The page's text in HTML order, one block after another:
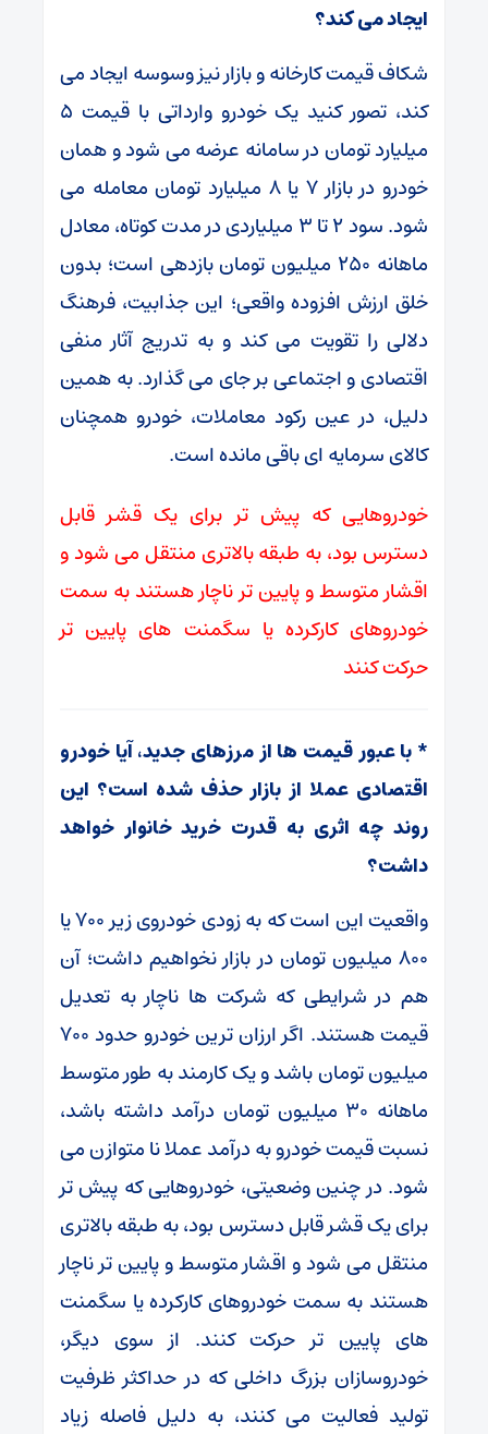
ایجاد می کند؟
شکاف قیمت کارخانه و بازار نیز وسوسه ایجاد می
‌کند، تصور کنید یک خودرو وارداتی با قیمت ۵
میلیارد تومان در سامانه عرضه می ‌شود و همان
خودرو در بازار ۷ یا ۸ میلیارد تومان معامله می
‌شود. سود ۲ تا ۳ میلیاردی در مدت کوتاه، معادل
ماهانه ۲۵۰ میلیون تومان بازدهی است؛ بدون
خلق ارزش افزوده واقعی؛ این جذابیت، فرهنگ
دلالی را تقویت می ‌کند و به ‌تدریج آثار منفی
اقتصادی و اجتماعی بر جای می‌ گذارد. به همین
دلیل، در عین رکود معاملات، خودرو همچنان
کالای سرمایه ‌ای باقی مانده است.
خودروهایی که پیش ‌تر برای یک قشر قابل
دسترس بود، به طبقه بالاتری منتقل می ‌شود و
اقشار متوسط و پایین ‌تر ناچار هستند به سمت
خودروهای کارکرده یا سگمنت‌ های پایین ‌تر
حرکت کنند
* با عبور قیمت ‌ها از مرزهای جدید، آیا خودرو
اقتصادی عملا از بازار حذف شده است؟ این
روند چه اثری به قدرت خرید خانوار خواهد
داشت؟
واقعیت این است که به ‌زودی خودروی زیر ۷۰۰ یا
۸۰۰ میلیون تومان در بازار نخواهیم داشت؛ آن
هم در شرایطی که شرکت ‌ها ناچار به تعدیل
قیمت هستند. اگر ارزان‌ ترین خودرو حدود ۷۰۰
میلیون تومان باشد و یک کارمند به ‌طور متوسط
ماهانه ۳۰ میلیون تومان درآمد داشته باشد،
نسبت قیمت خودرو به درآمد عملا نا متوازن می
‌شود. در چنین وضعیتی، خودروهایی که پیش ‌تر
برای یک قشر قابل دسترس بود، به طبقه بالاتری
منتقل می ‌شود و اقشار متوسط و پایین ‌تر ناچار
هستند به سمت خودروهای کارکرده یا سگمنت‌
های پایین ‌تر حرکت کنند. از سوی دیگر،
خودروسازان بزرگ داخلی که در حداکثر ظرفیت
تولید فعالیت می ‌کنند، به ‌دلیل فاصله زیاد